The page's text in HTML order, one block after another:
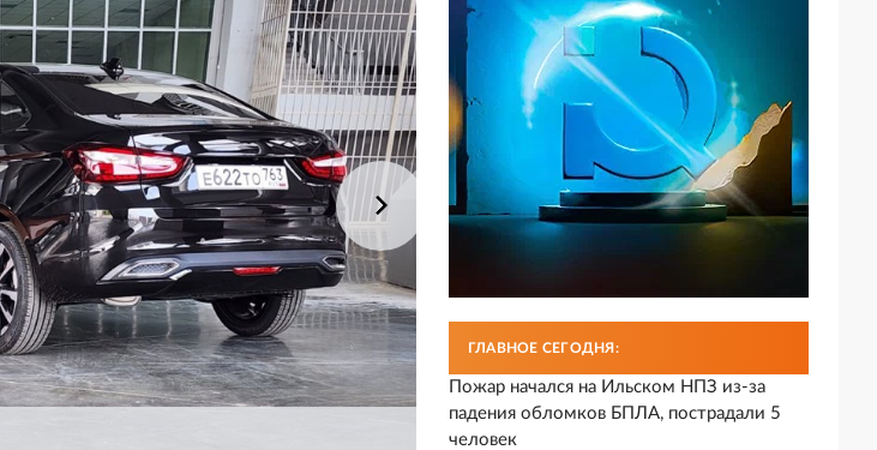
ГЛАВНОЕ СЕГОДНЯ:
Пожар начался на Ильском НПЗ из-за
падения обломков БПЛА, пострадали 5
человек